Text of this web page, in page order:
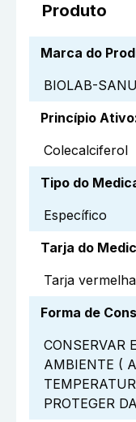
Produto
Marca do
BIOLAB-
Princípio Ativo
Colecalciferol
Tipo do
Específico
Tarja do
Tarja vermelha
Forma de
CONSERVAR
AMBIENTE (
PROTEGER